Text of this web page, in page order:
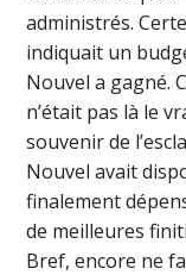
administrés.
indiquait un
Nouvel a gagné.
n’était pas là le
souvenir de
Nouvel avait
finalement
de meilleures
Bref, encore ne